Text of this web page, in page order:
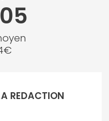
REDACTION